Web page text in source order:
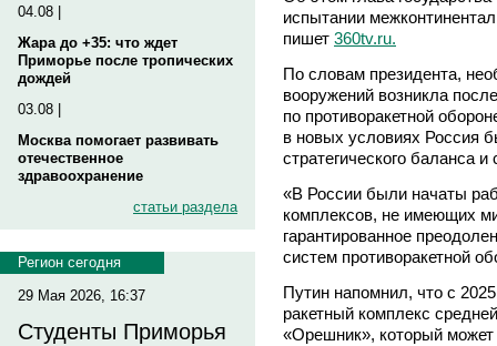
04.08 |
Жара до +35: что ждет
Приморье после тропических
дождей
03.08 |
Москва помогает развивать
отечественное
здравоохранение
статьи раздела
Регион сегодня
29 Мая 2026, 16:37
Студенты Приморья
испытании
пишет 360tv.ru.
По словам президента,
вооружений возникла
по противоракетной
в новых условиях Россия
стратегического баланса
«В России были начаты
комплексов, не имеющих
гарантированное
систем противоракетной
Путин напомнил, что с
ракетный комплекс
«Орешник», который